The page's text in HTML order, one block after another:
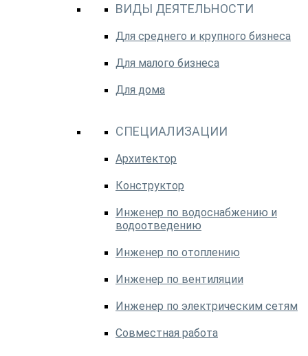
ВИДЫ ДЕЯТЕЛЬНОСТИ
Для среднего и крупного бизнеса
Для малого бизнеса
Для дома
СПЕЦИАЛИЗАЦИИ
Архитектор
Конструктор
Инженер по водоснабжению и
водоотведению
Инженер по отоплению
Инженер по вентиляции
Инженер по электрическим сетям
Совместная работа